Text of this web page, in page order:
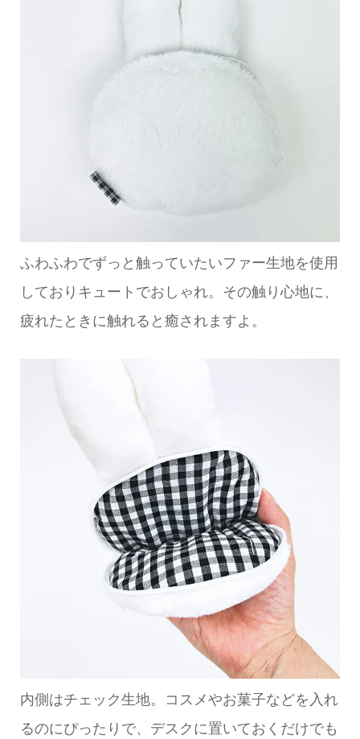
ふわふわでずっと触っていたいファー生地を使用
しておりキュートでおしゃれ。その触り心地に、
疲れたときに触れると癒されますよ。
内側はチェック生地。コスメやお菓子などを入れ
るのにぴったりで、デスクに置いておくだけでも